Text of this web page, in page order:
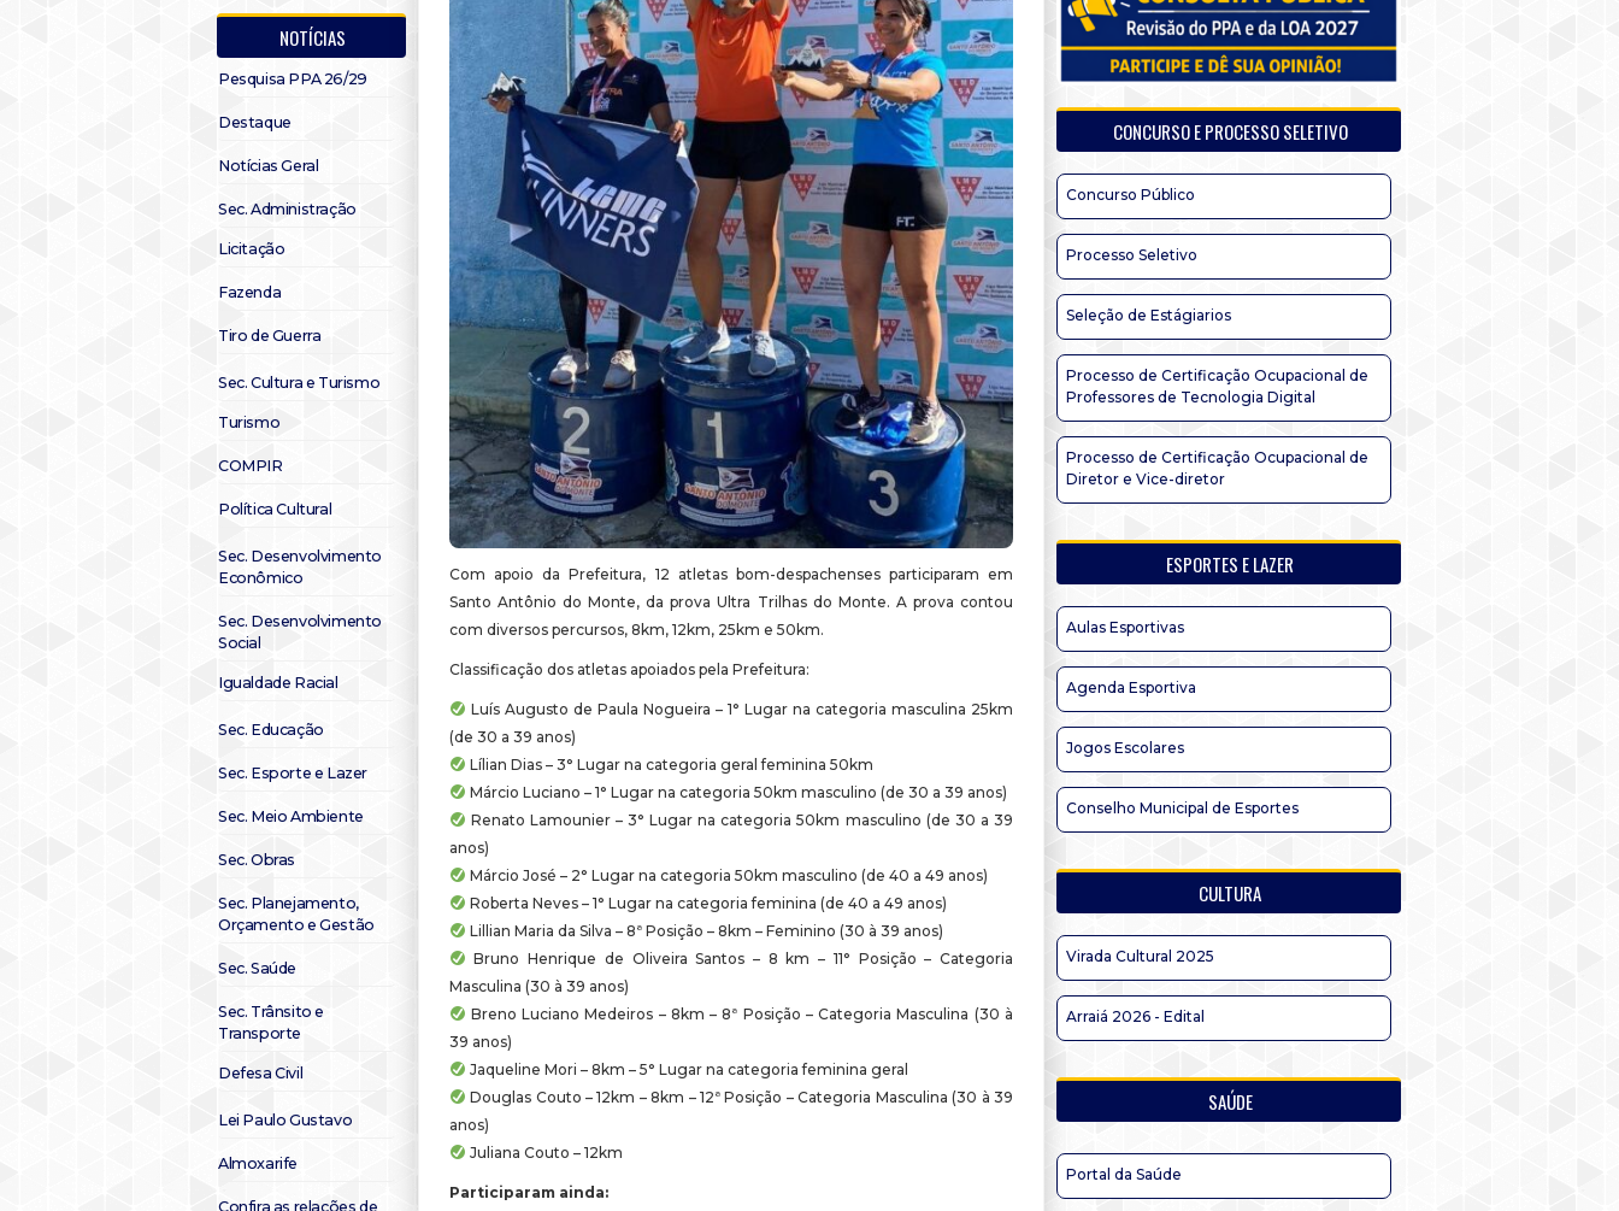
NOTÍCIAS
Pesquisa PPA 26/29
Destaque
Notícias Geral
Sec. Administração
Licitação
Fazenda
Tiro de Guerra
Sec. Cultura e Turismo
Turismo
COMPIR
Política Cultural
Sec. Desenvolvimento
Econômico
Sec. Desenvolvimento
Social
Igualdade Racial
Sec. Educação
Sec. Esporte e Lazer
Sec. Meio Ambiente
Sec. Obras
Sec. Planejamento,
Orçamento e Gestão
Sec. Saúde
Sec. Trânsito e
Transporte
Defesa Civil
Lei Paulo Gustavo
Almoxarife
Confira as relações de
Com apoio da Prefeitura, 12 atletas bom-despachenses participaram em
Santo Antônio do Monte, da prova Ultra Trilhas do Monte. A prova contou
com diversos percursos, 8km, 12km, 25km e 50km.
Classificação dos atletas apoiados pela Prefeitura:
Luís Augusto de Paula Nogueira – 1° Lugar na categoria masculina 25km
(de 30 a 39 anos)
Lílian Dias – 3° Lugar na categoria geral feminina 50km
Márcio Luciano – 1° Lugar na categoria 50km masculino (de 30 a 39 anos)
Renato Lamounier – 3° Lugar na categoria 50km masculino (de 30 a 39
anos)
Márcio José – 2° Lugar na categoria 50km masculino (de 40 a 49 anos)
Roberta Neves – 1° Lugar na categoria feminina (de 40 a 49 anos)
Lillian Maria da Silva – 8ª Posição – 8km – Feminino (30 à 39 anos)
Bruno Henrique de Oliveira Santos – 8 km – 11° Posição – Categoria
Masculina (30 à 39 anos)
Breno Luciano Medeiros – 8km – 8ª Posição – Categoria Masculina (30 à
39 anos)
Jaqueline Mori – 8km – 5° Lugar na categoria feminina geral
Douglas Couto – 12km – 8km – 12ª Posição – Categoria Masculina (30 à 39
anos)
Juliana Couto – 12km
Participaram ainda:
CONCURSO E PROCESSO SELETIVO
Concurso Público
Processo Seletivo
Seleção de Estágiarios
Processo de Certificação Ocupacional de
Professores de Tecnologia Digital
Processo de Certificação Ocupacional de
Diretor e Vice-diretor
ESPORTES E LAZER
Aulas Esportivas
Agenda Esportiva
Jogos Escolares
Conselho Municipal de Esportes
CULTURA
Virada Cultural 2025
Arraiá 2026 - Edital
SAÚDE
Portal da Saúde